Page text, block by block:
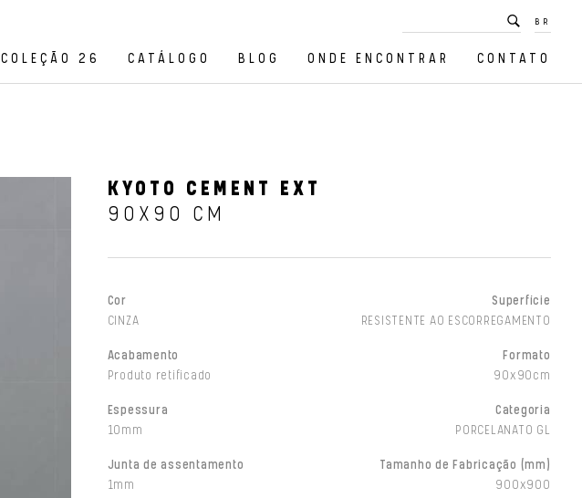
BR
COLEÇÃO 26 CATÁLOGO BLOG ONDE ENCONTRAR CONTATO
KYOTO CEMENT EXT
90X90 CM
Cor
CINZA
Superfície
RESISTENTE AO ESCORREGAMENTO
Acabamento
Produto retificado
Formato
90x90cm
Espessura
10mm
Categoria
PORCELANATO GL
Junta de assentamento
1mm
Tamanho de Fabricação (mm)
900x900